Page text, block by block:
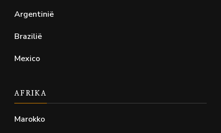
Argentinië
Brazilië
Mexico
AFRIKA
Marokko